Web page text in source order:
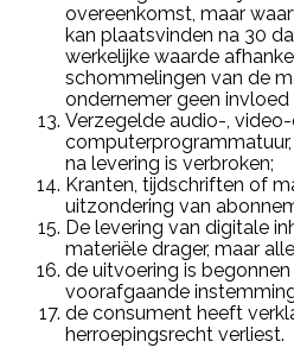
overeenkomst, maar
kan plaatsvinden na 30
werkelijke waarde
schommelingen van de
ondernemer geen invloed
Verzegelde audio-,
na levering is verbroken;
Kranten, tijdschriften of
uitzondering van
De levering van digitale
materiële drager, maar
de uitvoering is
voorafgaande
de consument heeft
herroepingsrecht verliest.